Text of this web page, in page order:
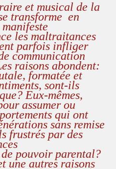
et musical de la
transforme en
manifeste
les maltraitances
parfois infliger
communication
raisons abondent:
formatée et
sont-ils
Eux-mêmes,
assumer ou
qui ont
sans remise
frustrés par des
pouvoir parental?
une autres raisons